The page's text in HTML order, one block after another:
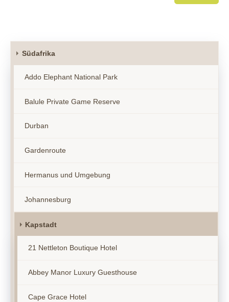
Südafrika
Addo Elephant National Park
Balule Private Game Reserve
Durban
Gardenroute
Hermanus und Umgebung
Johannesburg
Kapstadt
21 Nettleton Boutique Hotel
Abbey Manor Luxury Guesthouse
Cape Grace Hotel